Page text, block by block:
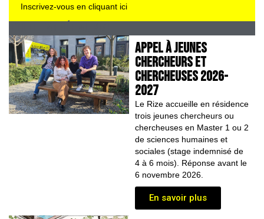
Inscrivez-vous en cliquant ici
APPEL À JEUNES
CHERCHEURS ET
CHERCHEUSES 2026-
2027
Le Rize accueille en résidence
trois jeunes chercheurs ou
chercheuses en Master 1 ou 2
de sciences humaines et
sociales (stage indemnisé de
4 à 6 mois). Réponse avant le
6 novembre 2026.
En savoir plus